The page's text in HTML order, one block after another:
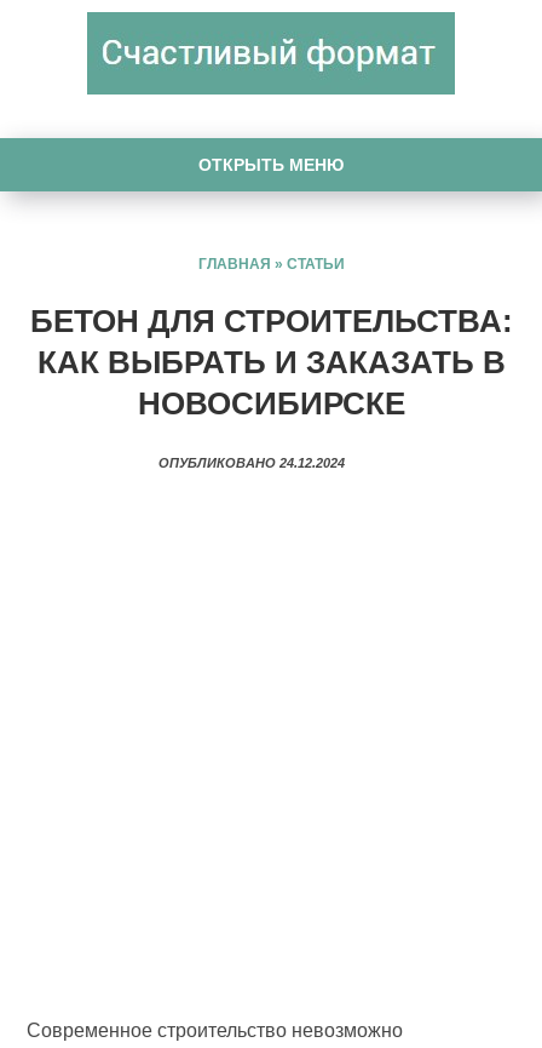
ОТКРЫТЬ МЕНЮ
ГЛАВНАЯ » СТАТЬИ
БЕТОН ДЛЯ СТРОИТЕЛЬСТВА:
КАК ВЫБРАТЬ И ЗАКАЗАТЬ В
НОВОСИБИРСКЕ
ОПУБЛИКОВАНО 24.12.2024
Современное строительство невозможно